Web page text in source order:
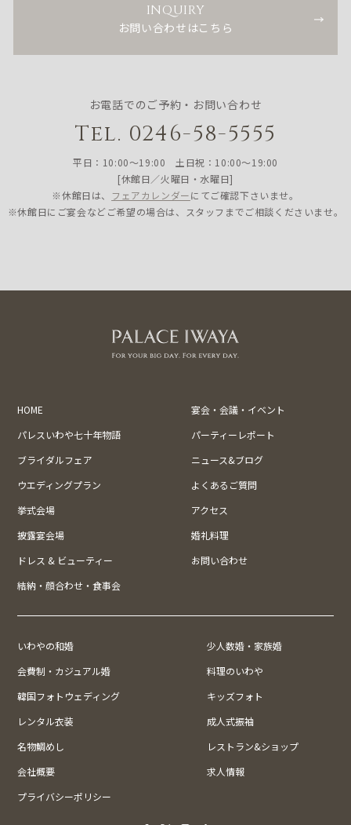
INQUIRY
お問い合わせはこちら
お電話でのご予約・お問い合わせ
Tel. 0246-58-5555
平日：10:00〜19:00 土日祝：10:00〜19:00
[休館日／火曜日・水曜日]
※休館日は、 フェアカレンダーにてご確認下さいませ。
※休館日にご宴会などご希望の場合は、スタッフまでご相談くださいませ。
HOME
宴会・会議・イベント
パレスいわや七十年物語
パーティーレポート
ブライダルフェア
ニュース&ブログ
ウエディングプラン
よくあるご質問
挙式会場
アクセス
披露宴会場
婚礼料理
ドレス & ビューティー
お問い合わせ
結納・顔合わせ・食事会
いわやの和婚
少人数婚・家族婚
会費制・カジュアル婚
料理のいわや
韓国フォトウェディング
キッズフォト
レンタル衣装
成人式振袖
名物鯛めし
レストラン&ショップ
会社概要
求人情報
プライバシーポリシー